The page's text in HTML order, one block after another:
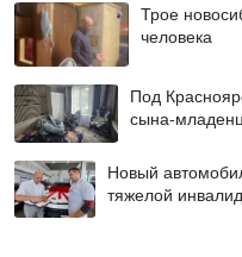
Трое
человека
Под
сына-
Новый
тяжелой